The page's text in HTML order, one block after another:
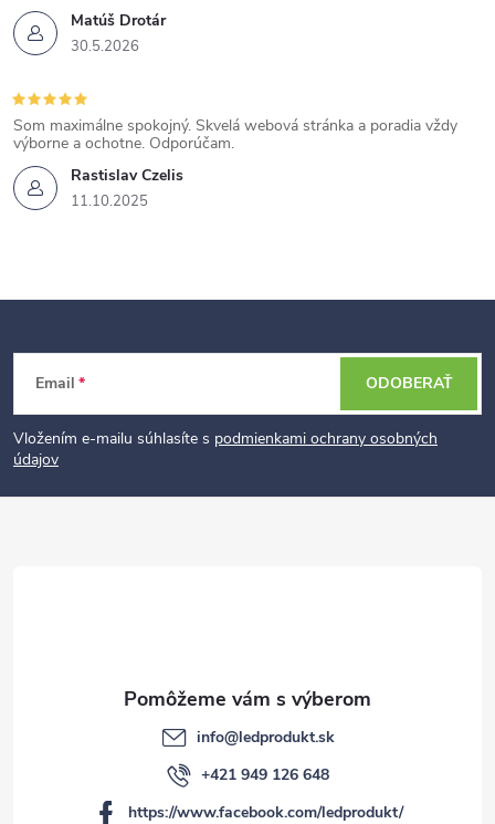
Matúš Drotár
30.5.2026
Rastislav Czelis
11.10.2025
Som maximálne spokojný. Skvelá webová stránka a poradia vždy
výborne a ochotne. Odporúčam.
t
Email
Vložením e-mailu súhlasíte s podmienkami ochrany osobných
údajov
ODOBERAŤ
info@ledprodukt.sk
+421 949 126 648
https://www.facebook.com/ledprodukt/